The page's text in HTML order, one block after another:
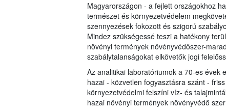
Magyarországon - a fejlett országokhoz
természet és környezetvédelem
szennyezések fokozott és szigorú
Mindez szükségessé teszi a hatékony
növényi termények növényvédőszer-
szabálytalanságokat elkövetők jogi
Az analitikai laboratóriumok a 70-es évek
hazai - közvetlen fogyasztásra szánt -
környezetvédelmi felszíni víz- és
hazai növényi termények növényvédő